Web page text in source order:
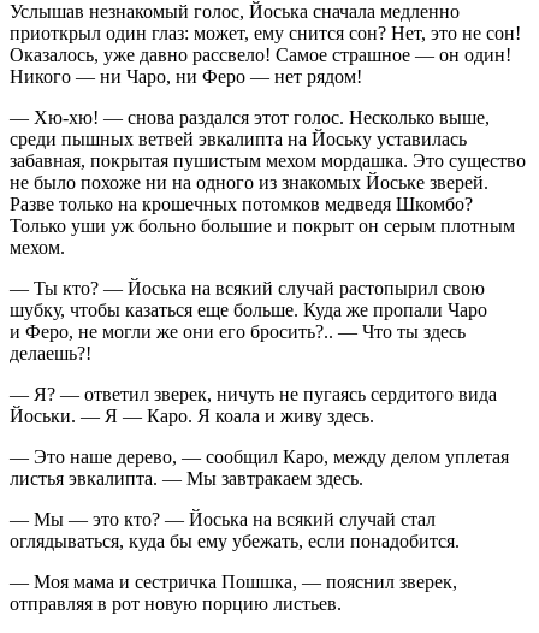
Услышав незнакомый голос, Йоська сначала медленно
приоткрыл один глаз: может, ему снится сон? Нет, это не сон!
Оказалось, уже давно рассвело! Самое страшное — он один!
Никого — ни Чаро, ни Феро — нет рядом!
— Хю-хю! — снова раздался этот голос. Несколько выше,
среди пышных ветвей эвкалипта на Йоську уставилась
забавная, покрытая пушистым мехом мордашка. Это существо
не было похоже ни на одного из знакомых Йоське зверей.
Разве только на крошечных потомков медведя Шкомбо?
Только уши уж больно большие и покрыт он серым плотным
мехом.
— Ты кто? — Йоська на всякий случай растопырил свою
шубку, чтобы казаться еще больше. Куда же пропали Чаро
и Феро, не могли же они его бросить?.. — Что ты здесь
делаешь?!
— Я? — ответил зверек, ничуть не пугаясь сердитого вида
Йоськи. — Я — Каро. Я коала и живу здесь.
— Это наше дерево, — сообщил Каро, между делом уплетая
листья эвкалипта. — Мы завтракаем здесь.
— Мы — это кто? — Йоська на всякий случай стал
оглядываться, куда бы ему убежать, если понадобится.
— Моя мама и сестричка Пошшка, — пояснил зверек,
отправляя в рот новую порцию листьев.